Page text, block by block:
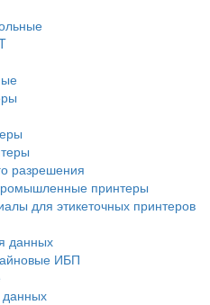
разрешения
принтеры
для этикеточных принтеров
данных
ИБП